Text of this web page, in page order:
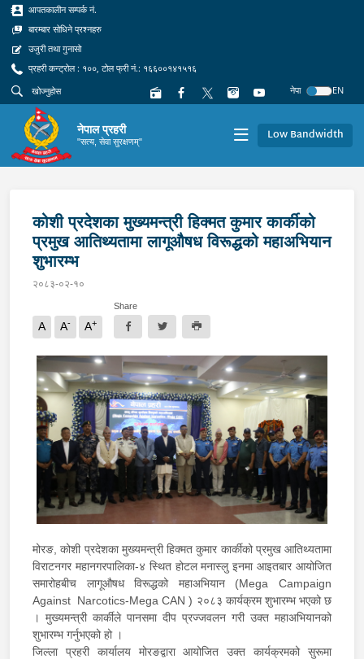
आपतकालीन सम्पर्क नं.
बारम्बार सोधिने प्रश्नहरु
उजुरी तथा गुनासो
प्रहरी कन्ट्रोल : १००, टोल फ्री नं.: १६६००१४१५१६
नेपा
EN
नेपाल प्रहरी
"सत्य, सेवा सुरक्षणम्" Low Bandwidth
कोशी प्रदेशका मुख्यमन्त्री हिक्मत कुमार कार्कीको
प्रमुख आतिथ्यतामा लागूऔषध विरूद्धको महाअभियान
शुभारम्भ
२०८३-०२-१०
A A- A+
Share
मोरङ, कोशी प्रदेशका मुख्यमन्त्री हिक्मत कुमार कार्कीको प्रमुख आतिथ्यतामा
विराटनगर महानगरपालिका-४ स्थित होटल मनास्लु इनमा आइतबार आयोजित
समारोहबीच लागूऔषध विरूद्धको महाअभियान (Mega Campaign
Against Narcotics-Mega CAN ) २०८३ कार्यक्रम शुभारम्भ भएको छ
। मुख्यमन्त्री कार्कीले पानसमा दीप प्रज्जवलन गरी उक्त महाअभियानको
शुभारम्भ गर्नुभएको हो ।
जिल्ला प्रहरी कार्यालय मोरङद्वारा आयोजित उक्त कार्यक्रमको सुरूमा